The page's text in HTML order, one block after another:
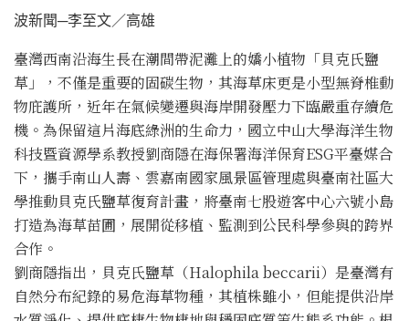
波新聞─李至文／高雄
臺灣西南沿海生長在潮間帶泥灘上的嬌小植物「貝克氏鹽
草」，不僅是重要的固碳生物，其海草床更是小型無脊椎動
物庇護所，近年在氣候變遷與海岸開發壓力下臨嚴重存續危
機。為保留這片海底綠洲的生命力，國立中山大學海洋生物
科技暨資源學系教授劉商隱在海保署海洋保育ESG平臺媒合
下，攜手南山人壽、雲嘉南國家風景區管理處與臺南社區大
學推動貝克氏鹽草復育計畫，將臺南七股遊客中心六號小島
打造為海草苗圃，展開從移植、監測到公民科學參與的跨界
合作。
劉商隱指出，貝克氏鹽草（Halophila beccarii）是臺灣有
自然分布紀錄的易危海草物種，其植株雖小，但能提供沿岸